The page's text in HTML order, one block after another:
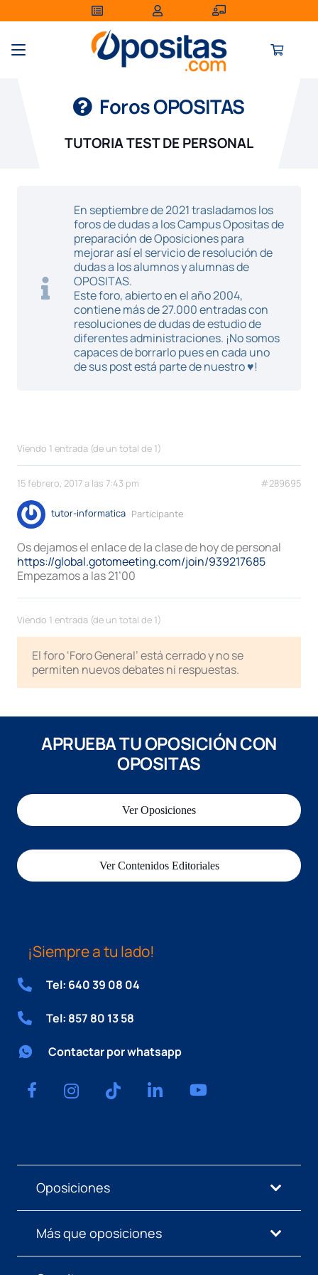
Foros OPOSITAS
TUTORIA TEST DE PERSONAL
En septiembre de 2021 trasladamos los
foros de dudas a los Campus Opositas de
preparación de Oposiciones para
mejorar así el servicio de resolución de
dudas a los alumnos y alumnas de
OPOSITAS.
Este foro, abierto en el año 2004,
contiene más de 27.000 entradas con
resoluciones de dudas de estudio de
diferentes administraciones. ¡No somos
capaces de borrarlo pues en cada uno
de sus post está parte de nuestro ♥!
Viendo 1 entrada (de un total de 1)
15 febrero, 2017 a las 7:43 pm #289695
tutor-informatica Participante
Os dejamos el enlace de la clase de hoy de personal
https://global.gotomeeting.com/join/939217685
Empezamos a las 21’00
Viendo 1 entrada (de un total de 1)
El foro ‘Foro General’ está cerrado y no se
permiten nuevos debates ni respuestas.
APRUEBA TU OPOSICIÓN CON
OPOSITAS
Ver Oposiciones
Ver Contenidos Editoriales
¡Siempre a tu lado!
Tel: 640 39 08 04
Tel: 857 80 13 58
Contactar por whatsapp
Oposiciones
Más que oposiciones